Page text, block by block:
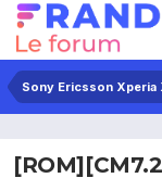
Sony Ericsson Xperia